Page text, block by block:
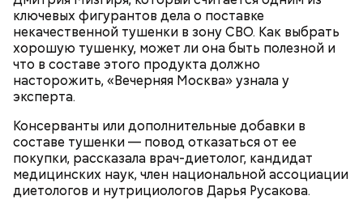
ключевых фигурантов дела о поставке
некачественной тушенки в зону СВО. Как выбрать
хорошую тушенку, может ли она быть полезной и
что в составе этого продукта должно
насторожить, «Вечерняя Москва» узнала у
эксперта.
Консерванты или дополнительные добавки в
составе тушенки — повод отказаться от ее
покупки, рассказала врач-диетолог, кандидат
медицинских наук, член национальной ассоциации
диетологов и нутрициологов Дарья Русакова.
Кабачок — 1 шт.
Желтый болгарский перец — 1 шт.
Красный болгарский перец — 1 шт.
Зеленый перец — 1 шт.